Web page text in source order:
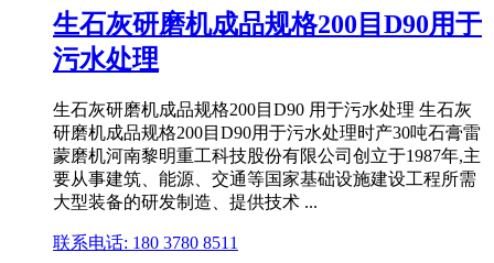
生石灰研磨机成品规格200目D90用于
污水处理
生石灰研磨机成品规格200目D90 用于污水处理 生石灰
研磨机成品规格200目D90用于污水处理时产30吨石膏雷
蒙磨机河南黎明重工科技股份有限公司创立于1987年,主
要从事建筑、能源、交通等国家基础设施建设工程所需
大型装备的研发制造、提供技术 ...
联系电话: 180 3780 8511